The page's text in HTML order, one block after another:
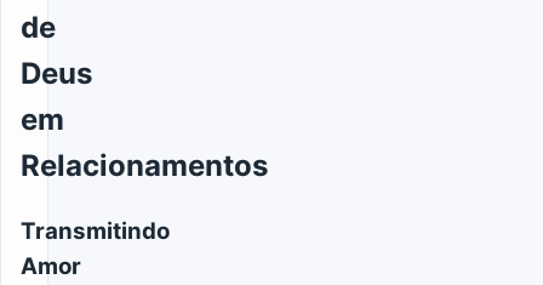
de
Deus
em
Relacionamentos
Transmitindo
Amor